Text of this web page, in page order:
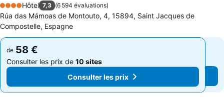
4 Étoiles
Hôtel 7,3 (6 594 évaluations)
Rúa das Mámoas de Montouto, 4, 15894, Saint Jacques de
Compostelle, Espagne
de 58 €
Consulter les prix de 10 sites
Consulter les prix
de 58 €
Consulter les prix de 10 sites
Consulter les prix